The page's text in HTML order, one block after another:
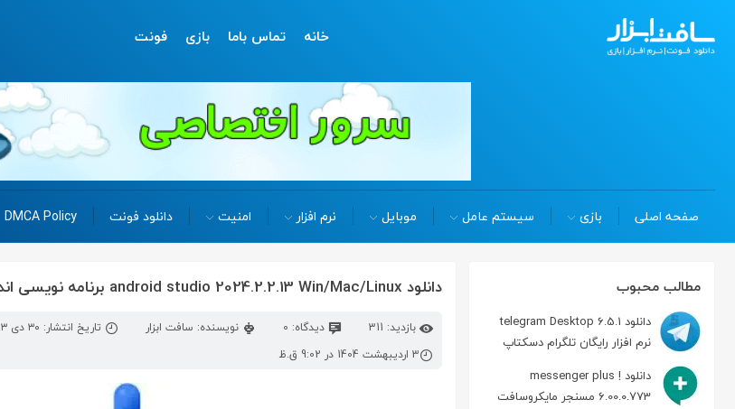
خانه تماس باما بازی فونت
صفحه اصلی بازی سیستم عامل موبایل نرم افزار امنیت دانلود فونت DMCA Policy
مطالب محبوب
دانلود telegram Desktop 6.5.1
نرم افزار رایگان تلگرام دسکتاپ
دانلود messenger plus !
6.00.0.773 مسنجر مایکروسافت
دانلود android studio 2024.2.2.13 Win/Mac/Linux برنامه نویسی اندروید
بازدید: 311 دیدگاه: 0 نویسنده: سافت ابزار
تاریخ انتشار: ۳۰ دی ۱۴۰۳
3 اردیبهشت 1404 در 9:02 ق.ظ